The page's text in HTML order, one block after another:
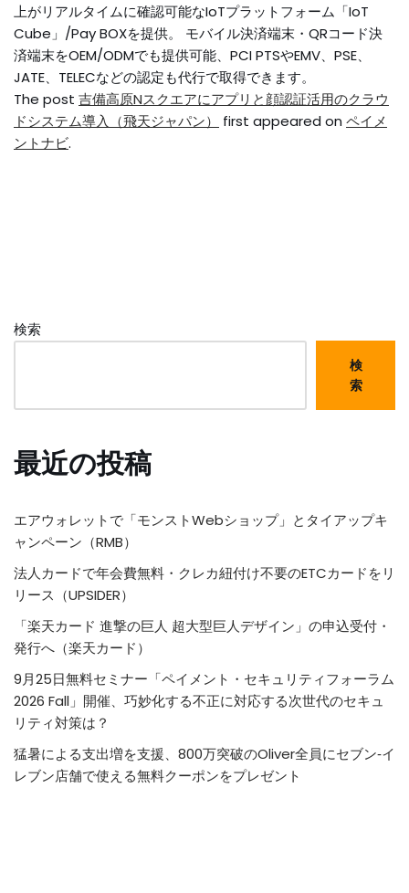
上がリアルタイムに確認可能なIoTプラットフォーム「IoT
Cube」/Pay BOXを提供。 モバイル決済端末・QRコード決
済端末をOEM/ODMでも提供可能、PCI PTSやEMV、PSE、
JATE、TELECなどの認定も代行で取得できます。
The post 吉備高原Nスクエアにアプリと顔認証活用のクラウ
ドシステム導入（飛天ジャパン）
first appeared on ペイメ
ントナビ.
検索
検
索
最近の投稿
エアウォレットで「モンストWebショップ」とタイアップキ
ャンペーン（RMB）
法人カードで年会費無料・クレカ紐付け不要のETCカードをリ
リース（UPSIDER）
「楽天カード 進撃の巨人 超大型巨人デザイン」の申込受付・
発行へ（楽天カード）
9月25日無料セミナー「ペイメント・セキュリティフォーラム
2026 Fall」開催、巧妙化する不正に対応する次世代のセキュ
リティ対策は？
猛暑による支出増を支援、800万突破のOliver全員にセブン‐イ
レブン店舗で使える無料クーポンをプレゼント